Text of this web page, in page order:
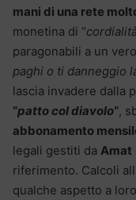
mani di una rete
monetina di “
paragonabili a un
paghi o ti danneggio
lascia invadere dalla
“patto col diavolo“,
abbonamento
legali gestiti da Amat
riferimento. Calcoli
qualche aspetto a